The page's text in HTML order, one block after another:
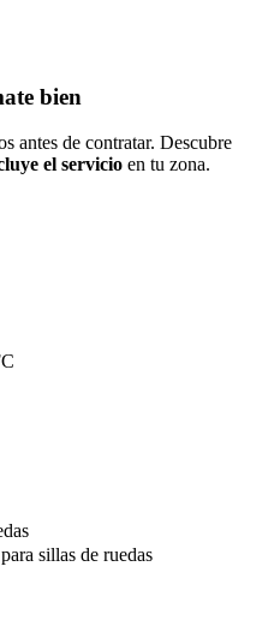
bien
antes de contratar. Descubre
el servicio en tu zona.
sillas de ruedas